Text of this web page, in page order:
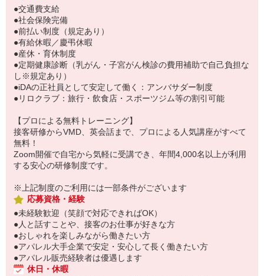
●交通費支給
●社会保険完備
●前払い制度（規定あり）
●有給休暇／慶弔休暇
●産休・育休制度
●定期健康診断（乳がん・子宮がん検診の費用補助で自己負担な
し※規定あり）
●iDAの正社員として安定して働く：アンバサダー制度
●リロクラブ：旅行・飲食店・スポーツジム等の割引可能
【プロによる無料トレーニング】
接客研修からVMD、英会話まで、プロによる人気講座がすべて
無料！
Zoom開催で自宅から気軽に受講でき、年間4,000名以上が利用
する安心の研修制度です。
※上記制度のご利用には一部条件がございます
応募資格・経験
●未経験歓迎（笑顔で対応できればOK）
●人と話すことや、接客のお仕事が好きな方
●おしゃれを楽しみながら働きたい方
●アパレル大手企業で安定・安心して長く働きたい方
●アパレル販売経験者は優遇します
休日・休暇